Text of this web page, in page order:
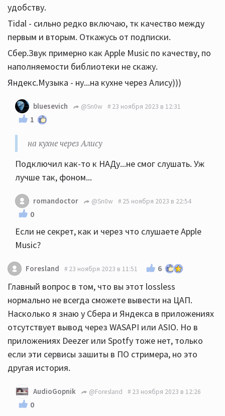
удобству.
Tidal - сильно редко включаю, тк качество между
первым и вторым. Откажусь от подписки.
Сбер.Звук примерно как Apple Music по качеству, по
наполняемости библиотеки не скажу.
Яндекс.Музыка - ну...на кухне через Алису)))
bluesevich @Sn0w 23 ноября 2023 в 12:31
1
на кухне через Алису
Подключил как-то к НАДу...не смог слушать. Уж
лучше так, фоном...
romandoctor @Sn0w 25 ноября 2023 в 22:54
0
Если не секрет, как и через что слушаете Apple
Music?
Foresland 23 ноября 2023 в 11:51 6
Главный вопрос в том, что вы этот lossless
нормально не всегда сможете вывести на ЦАП.
Насколько я знаю у Сбера и Яндекса в приложениях
отсутствует вывод через WASAPI или ASIO. Но в
приложениях Deezer или Spotfy тоже нет, только
если эти сервисы зашиты в ПО стримера, но это
другая история.
AudioGopnik @Foresland 23 ноября 2023 в 12:26
0